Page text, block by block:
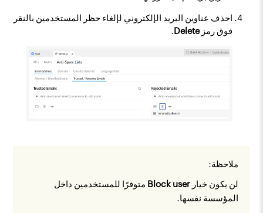
احذف عناوين البريد الإلكتروني لإلغاء حظر المستخدمين بالنقر
فوق رمزDelete
.
ملاحظة:
لن يكون خيارBlock user متوفرًا للمستخدمين داخل
المؤسسة نفسها.